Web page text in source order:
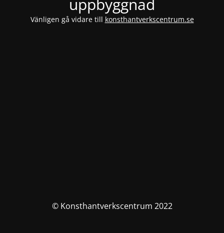
uppbyggnad
Vänligen gå vidare till konsthantverkscentrum.se
© Konsthantverkscentrum 2022